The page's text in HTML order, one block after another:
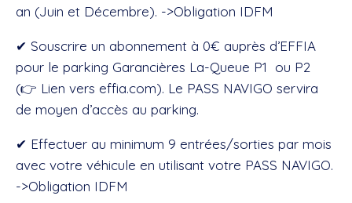
an (Juin et Décembre). ->Obligation IDFM
✔ Souscrire un abonnement à 0€ auprès d’EFFIA
pour le parking Garancières La-Queue P1 ou P2
(👉 Lien vers effia.com). Le PASS NAVIGO servira
de moyen d’accès au parking.
✔ Effectuer au minimum 9 entrées/sorties par mois
avec votre véhicule en utilisant votre PASS NAVIGO.
->Obligation IDFM